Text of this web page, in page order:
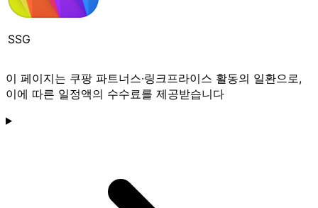
SSG
이 페이지는 쿠팡 파트너스·링크프라이스 활동의 일환으로,
이에 따른 일정액의 수수료를 제공받습니다